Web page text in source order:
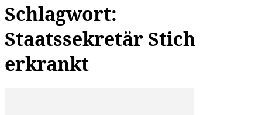
Schlagwort:
Staatssekretär Stich
erkrankt